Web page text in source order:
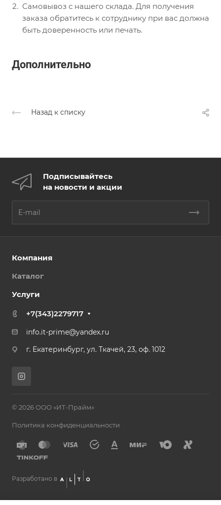
Самовывоз с нашего склада. Для получения
заказа обратитесь к сотруднику при вас должна
быть доверенность или печать.
Дополнительно
Назад к списку
Подписывайтесь
на новости и акции
Компания
Каталог
Услуги
+7(343)2279717
info.it-prime@yandex.ru
г. Екатеринбург, ул. Ткачей, 23, оф. 1012
© 2026 ООО «ИТ-Прайм»
Политика конфиденциальности
Разработано в